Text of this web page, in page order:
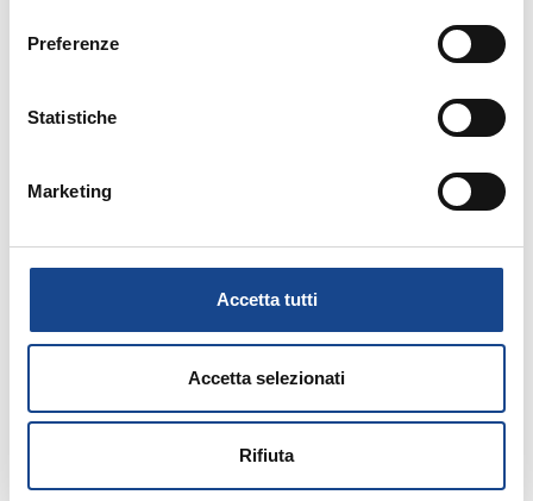
Preferenze
Statistiche
Marketing
Accetta tutti
Accetta selezionati
Rifiuta
Estate all'ombra dei cipressi